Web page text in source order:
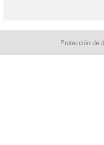
Protección de